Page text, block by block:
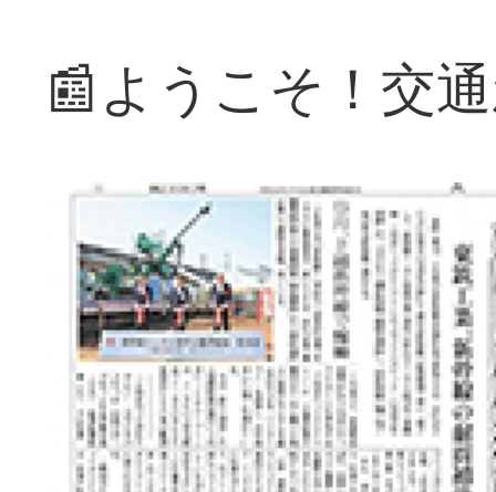
📰ようこそ！交